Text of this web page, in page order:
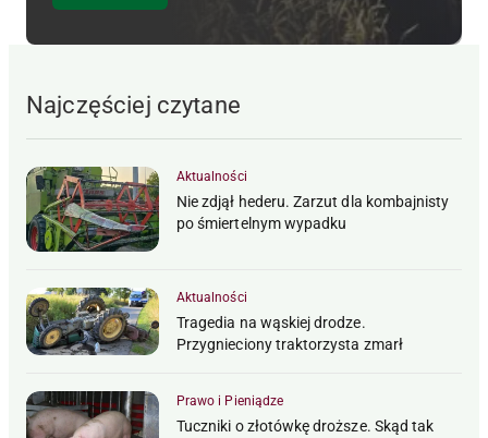
Najczęściej czytane
Aktualności
Nie zdjął hederu. Zarzut dla kombajnisty
po śmiertelnym wypadku
Aktualności
Tragedia na wąskiej drodze.
Przygnieciony traktorzysta zmarł
Prawo i Pieniądze
Tuczniki o złotówkę droższe. Skąd tak